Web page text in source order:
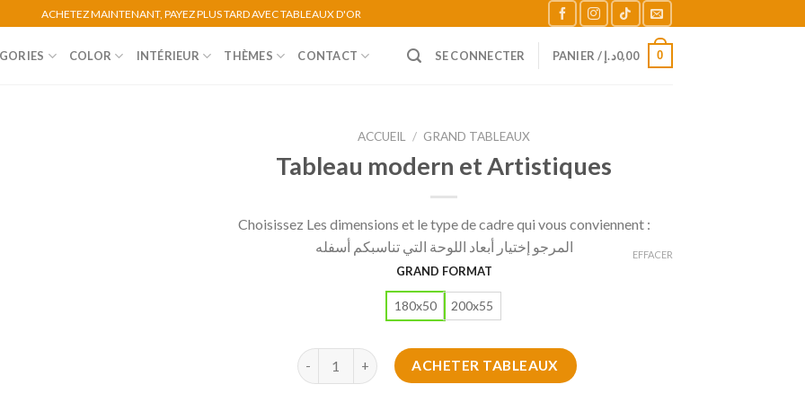
ACHETEZ MAINTENANT, PAYEZ PLUS TARD AVEC TABLEAUX D'OR
COLOR INTÉRIEUR THÈMES CONTACT SE CONNECTER PANIER / 0,00د.إ 0
ACCUEIL / GRAND TABLEAUX
Tableau modern et Artistiques
Choisissez Les dimensions et le type de cadre qui vous conviennent :
المرجو إختيار أبعاد اللوحة التي تناسبكم أسفله
GRAND FORMAT
180x50 200x55
EFFACER
quantité de Tableau modern et Artistiques
ACHETER TABLEAUX